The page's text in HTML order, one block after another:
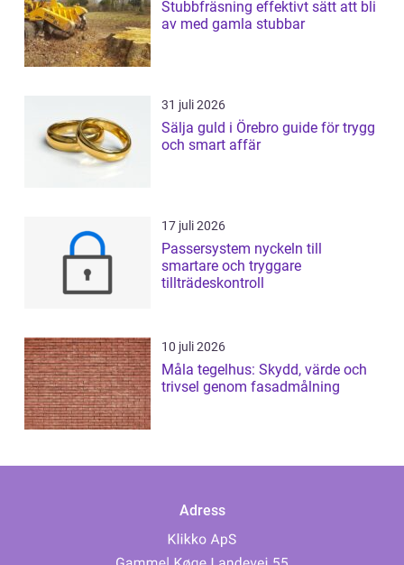
Stubbfräsning effektivt sätt att bli
av med gamla stubbar
31 juli 2026
Sälja guld i Örebro guide för trygg
och smart affär
17 juli 2026
Passersystem nyckeln till
smartare och tryggare
tillträdeskontroll
10 juli 2026
Måla tegelhus: Skydd, värde och
trivsel genom fasadmålning
Adress